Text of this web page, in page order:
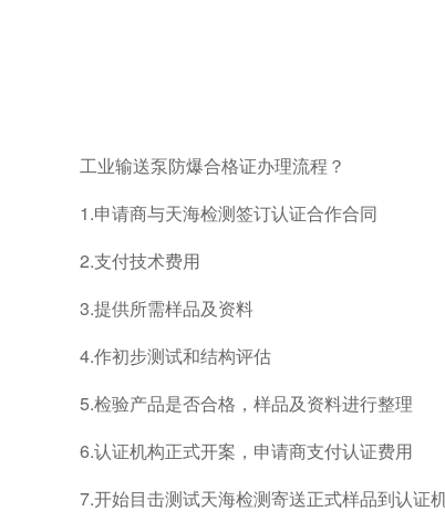
工业输送泵防爆合格证办理流程？
1.申请商与天海检测签订认证合作合同
2.支付技术费用
3.提供所需样品及资料
4.作初步测试和结构评估
5.检验产品是否合格，样品及资料进行整理
6.认证机构正式开案，申请商支付认证费用
7.开始目击测试天海检测寄送正式样品到认证